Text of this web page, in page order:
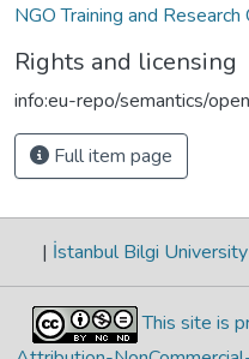
NGO Training and Research
Rights and licensing
info:eu-repo/semantics/
Full item page
| İstanbul Bilgi University
This site is